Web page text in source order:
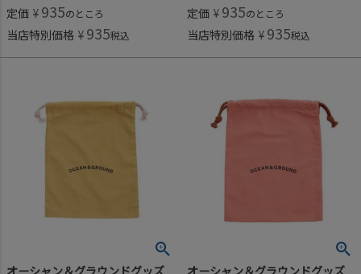
定価 ¥ 935のところ
当店特別価格 ¥ 935税込
定価 ¥ 935のところ
当店特別価格 ¥ 935税込